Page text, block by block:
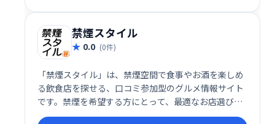
禁煙スタイル
0.0 (0件)
「禁煙スタイル」は、禁煙空間で食事やお酒を楽しめ
る飲食店を探せる、口コミ参加型のグルメ情報サイト
です。禁煙を希望する方にとって、最適なお店選びを
サポートします。ユーザーの口コミや評価を参考に、